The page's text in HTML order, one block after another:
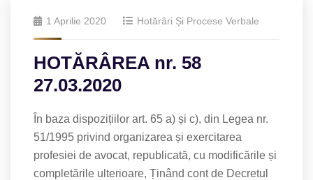
1 Aprilie 2020 Hotărâri Și Procese Verbale
HOTĂRÂREA nr. 58
27.03.2020
În baza dispozițiilor art. 65 a) și c), din Legea nr.
51/1995 privind organizarea și exercitarea
profesiei de avocat, republicată, cu modificările și
completările ulterioare, Ținând cont de Decretul